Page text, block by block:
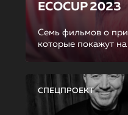
ECOCUP 2023
Семь фильмов о
которые покажут
СПЕЦПРОЕКТ